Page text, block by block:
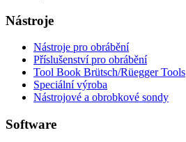
Nástroje
Nástroje pro obrábění
Příslušenství pro obrábění
Tool Book Brütsch/Rüegger Tools
Speciální výroba
Nástrojové a obrobkové sondy
Software